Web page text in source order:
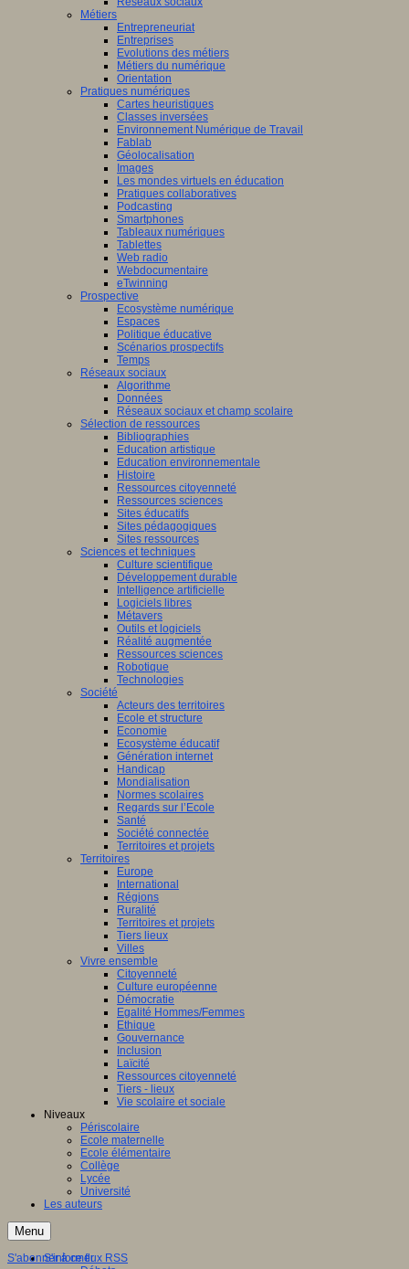
Métiers
Entrepreneuriat
Entreprises
Evolutions des métiers
Métiers du numérique
Orientation
Pratiques numériques
Cartes heuristiques
Classes inversées
Environnement Numérique de Travail
Fablab
Géolocalisation
Images
Les mondes virtuels en éducation
Pratiques collaboratives
Podcasting
Smartphones
Tableaux numériques
Tablettes
Web radio
Webdocumentaire
eTwinning
Prospective
Ecosystème numérique
Espaces
Politique éducative
Scénarios prospectifs
Temps
Réseaux sociaux
Algorithme
Données
Réseaux sociaux et champ scolaire
Sélection de ressources
Bibliographies
Education artistique
Education environnementale
Histoire
Ressources citoyenneté
Ressources sciences
Sites éducatifs
Sites pédagogiques
Sites ressources
Sciences et techniques
Culture scientifique
Développement durable
Intelligence artificielle
Logiciels libres
Métavers
Outils et logiciels
Réalité augmentée
Ressources sciences
Robotique
Technologies
Société
Acteurs des territoires
Ecole et structure
Economie
Ecosystème éducatif
Génération internet
Handicap
Mondialisation
Normes scolaires
Regards sur l’Ecole
Santé
Société connectée
Territoires et projets
Territoires
Europe
International
Régions
Ruralité
Territoires et projets
Tiers lieux
Villes
Vivre ensemble
Citoyenneté
Culture européenne
Démocratie
Egalité Hommes/Femmes
Ethique
Gouvernance
Inclusion
Laïcité
Ressources citoyenneté
Tiers - lieux
Vie scolaire et sociale
Niveaux
Périscolaire
Ecole maternelle
Ecole élémentaire
Collège
Lycée
Université
Les auteurs
Menu
S'informer
S'abonner à ce flux RSS